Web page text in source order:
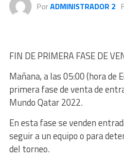
PorADMINISTRADOR 2
FIN DE PRIMERA FASE DE
Mañana, a las 05:00 (hora de
primera fase de venta de
Mundo Qatar 2022.
En esta fase se venden
seguir a un equipo o para
del torneo.